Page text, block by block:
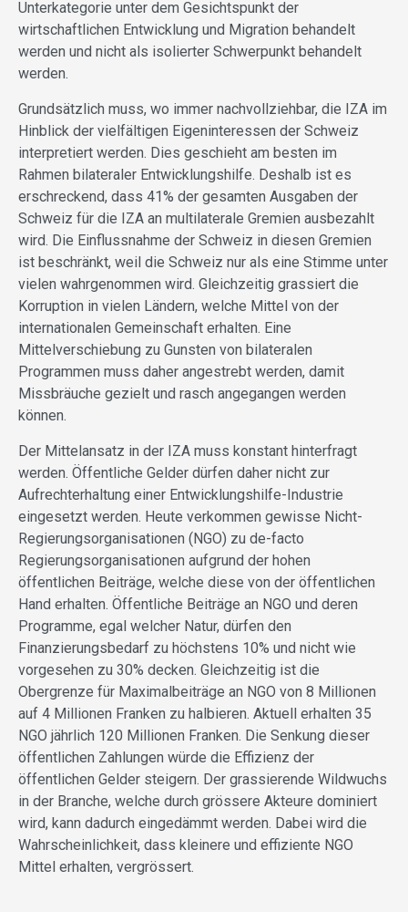
Unterkategorie unter dem Gesichtspunkt der
wirtschaftlichen Entwicklung und Migration behandelt
werden und nicht als isolierter Schwerpunkt behandelt
werden.
Grundsätzlich muss, wo immer nachvollziehbar, die IZA im
Hinblick der vielfältigen Eigeninteressen der Schweiz
interpretiert werden. Dies geschieht am besten im
Rahmen bilateraler Entwicklungshilfe. Deshalb ist es
erschreckend, dass 41% der gesamten Ausgaben der
Schweiz für die IZA an multilaterale Gremien ausbezahlt
wird. Die Einflussnahme der Schweiz in diesen Gremien
ist beschränkt, weil die Schweiz nur als eine Stimme unter
vielen wahrgenommen wird. Gleichzeitig grassiert die
Korruption in vielen Ländern, welche Mittel von der
internationalen Gemeinschaft erhalten. Eine
Mittelverschiebung zu Gunsten von bilateralen
Programmen muss daher angestrebt werden, damit
Missbräuche gezielt und rasch angegangen werden
können.
Der Mittelansatz in der IZA muss konstant hinterfragt
werden. Öffentliche Gelder dürfen daher nicht zur
Aufrechterhaltung einer Entwicklungshilfe-Industrie
eingesetzt werden. Heute verkommen gewisse Nicht-
Regierungsorganisationen (NGO) zu de-facto
Regierungsorganisationen aufgrund der hohen
öffentlichen Beiträge, welche diese von der öffentlichen
Hand erhalten. Öffentliche Beiträge an NGO und deren
Programme, egal welcher Natur, dürfen den
Finanzierungsbedarf zu höchstens 10% und nicht wie
vorgesehen zu 30% decken. Gleichzeitig ist die
Obergrenze für Maximalbeiträge an NGO von 8 Millionen
auf 4 Millionen Franken zu halbieren. Aktuell erhalten 35
NGO jährlich 120 Millionen Franken. Die Senkung dieser
öffentlichen Zahlungen würde die Effizienz der
öffentlichen Gelder steigern. Der grassierende Wildwuchs
in der Branche, welche durch grössere Akteure dominiert
wird, kann dadurch eingedämmt werden. Dabei wird die
Wahrscheinlichkeit, dass kleinere und effiziente NGO
Mittel erhalten, vergrössert.